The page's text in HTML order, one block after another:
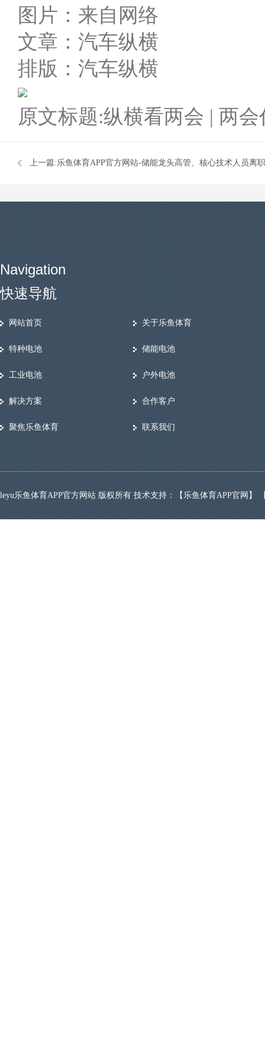
图片：来自网络
文章：汽车纵横
排版：汽车纵横
原文标题:纵横看两会 | 两
上一篇:乐鱼体育APP官方网站-储能龙头高管、核心技术人员离
Navigation
快速导航
网站首页
特种电池
工业电池
解决方案
聚焦乐鱼体育
关于乐鱼体育
储能电池
户外电池
合作客户
联系我们
leyu乐鱼体育APP官方网站 版权所有 技术支持：【 乐鱼体育APP官网 】